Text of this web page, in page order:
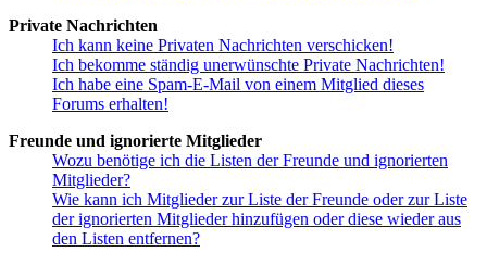
Private Nachrichten
Ich kann keine Privaten Nachrichten verschicken!
Ich bekomme ständig unerwünschte Private Nachrichten!
Ich habe eine Spam-E-Mail von einem Mitglied dieses
Forums erhalten!
Freunde und ignorierte Mitglieder
Wozu benötige ich die Listen der Freunde und ignorierten
Mitglieder?
Wie kann ich Mitglieder zur Liste der Freunde oder zur Liste
der ignorierten Mitglieder hinzufügen oder diese wieder aus
den Listen entfernen?